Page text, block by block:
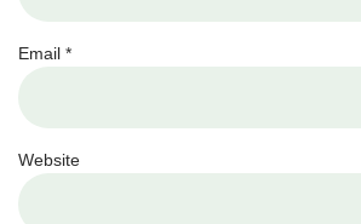
Email *
Website